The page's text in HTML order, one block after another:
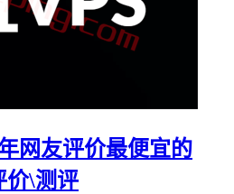
网友评价最便宜的
价\测评